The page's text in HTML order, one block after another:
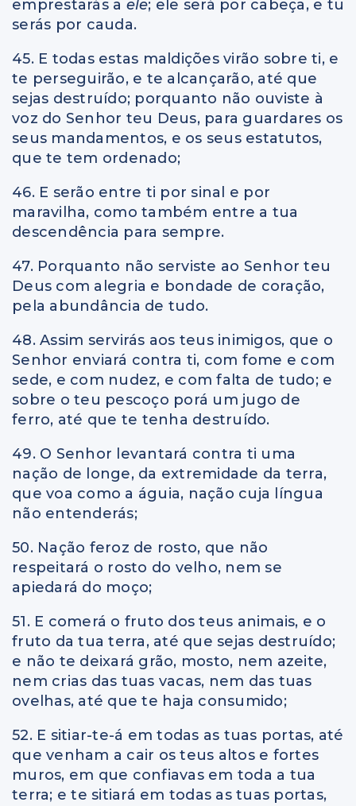
emprestarás a ele; ele será por cabeça, e tu
serás por cauda.
45. E todas estas maldições virão sobre ti, e
te perseguirão, e te alcançarão, até que
sejas destruído; porquanto não ouviste à
voz do Senhor teu Deus, para guardares os
seus mandamentos, e os seus estatutos,
que te tem ordenado;
46. E serão entre ti por sinal e por
maravilha, como também entre a tua
descendência para sempre.
47. Porquanto não serviste ao Senhor teu
Deus com alegria e bondade de coração,
pela abundância de tudo.
48. Assim servirás aos teus inimigos, que o
Senhor enviará contra ti, com fome e com
sede, e com nudez, e com falta de tudo; e
sobre o teu pescoço porá um jugo de
ferro, até que te tenha destruído.
49. O Senhor levantará contra ti uma
nação de longe, da extremidade da terra,
que voa como a águia, nação cuja língua
não entenderás;
50. Nação feroz de rosto, que não
respeitará o rosto do velho, nem se
apiedará do moço;
51. E comerá o fruto dos teus animais, e o
fruto da tua terra, até que sejas destruído;
e não te deixará grão, mosto, nem azeite,
nem crias das tuas vacas, nem das tuas
ovelhas, até que te haja consumido;
52. E sitiar-te-á em todas as tuas portas, até
que venham a cair os teus altos e fortes
muros, em que confiavas em toda a tua
terra; e te sitiará em todas as tuas portas,